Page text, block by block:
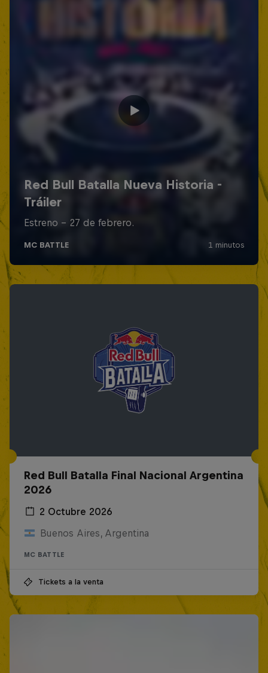
Red Bull Batalla Final Nacional Argentina
2026
2 Octubre 2026
Buenos Aires, Argentina
MC BATTLE
Tickets a la venta